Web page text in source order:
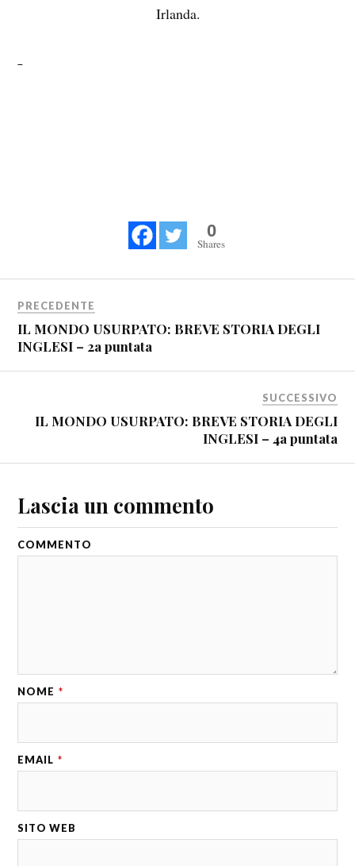
Irlanda.
0
Shares
PRECEDENTE
IL MONDO USURPATO: BREVE STORIA DEGLI
INGLESI – 2a puntata
SUCCESSIVO
IL MONDO USURPATO: BREVE STORIA DEGLI
INGLESI – 4a puntata
Lascia un commento
COMMENTO
NOME *
EMAIL *
SITO WEB